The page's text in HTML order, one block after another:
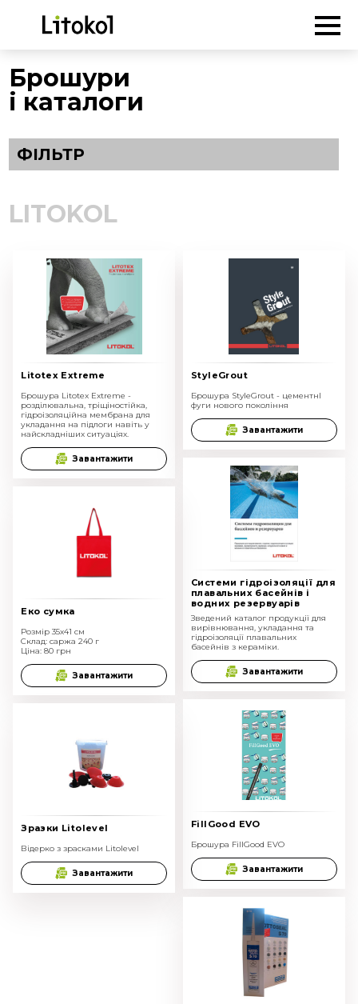
ГОЛОВНА -Брошури
Брошури
і каталоги
ФІЛЬТР
LITOKOL
Litotex Extreme
Брошура Litotex Extreme -
розділювальна, тріщіностійка,
гідроізоляційна мембрана для
укладання на підлоги навіть у
найскладніших ситуаціях.
Завантажити
StyleGrout
Брошура StyleGrout - цементнІ
фуги нового покоління
Завантажити
Cистеми гідроізоляції для
плавальних басейнів і
водних резервуарів
Зведений каталог продукції для
вирівнювання, укладання та
гідроізоляції плавальних
басейнів з кераміки.
Завантажити
Еко сумка
Розмір 35х41 см
Склад: саржа 240 г
Ціна: 80 грн
Завантажити
FillGood EVO
Брошура FillGood EVO
Завантажити
Зразки Litolevel
Відерко з зрасками Litolevel
Завантажити